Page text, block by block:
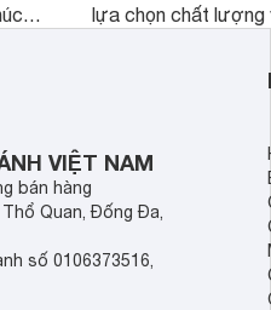
lựa chọn chất lượng
VIỆT NAM
bán hàng
Quan, Đống Đa,
số 0106373516,